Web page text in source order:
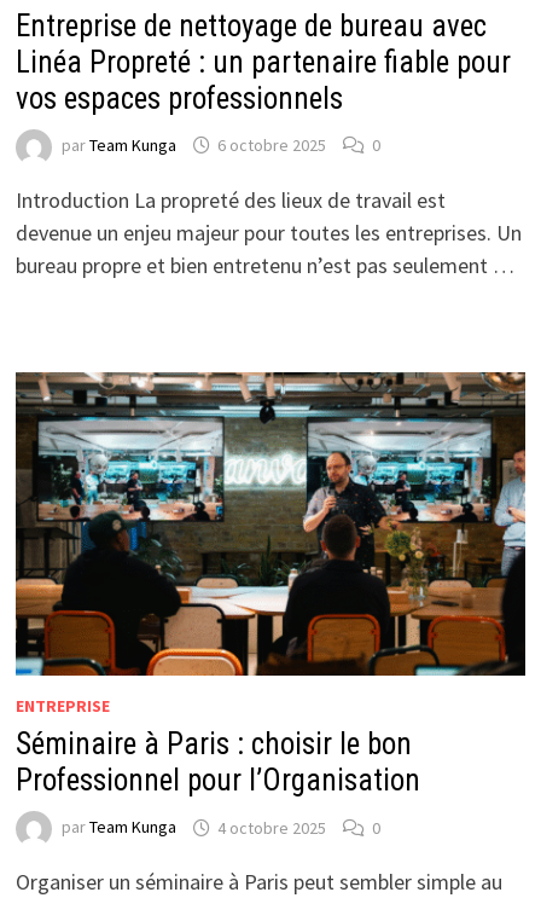
Entreprise de nettoyage de bureau avec
Linéa Propreté : un partenaire fiable pour
vos espaces professionnels
parTeam Kunga 6 octobre 2025 0
Introduction La propreté des lieux de travail est
devenue un enjeu majeur pour toutes les entreprises. Un
bureau propre et bien entretenu n’est pas seulement …
ENTREPRISE
Séminaire à Paris : choisir le bon
Professionnel pour l’Organisation
parTeam Kunga 4 octobre 2025 0
Organiser un séminaire à Paris peut sembler simple au